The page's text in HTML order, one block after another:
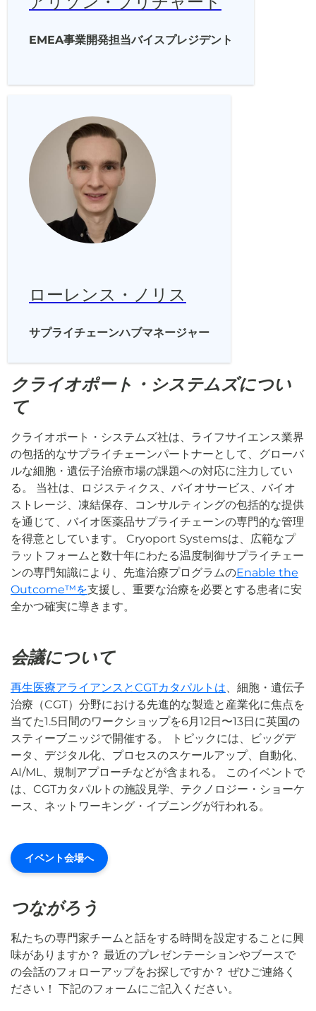
EMEA事業開発担当バイスプレジデント
ローレンス・ノリス
サプライチェーンハブマネージャー
クライオポート・システムズについ
て
クライオポート・システムズ社は、ライフサイエンス業界
の包括的なサプライチェーンパートナーとして、グローバ
ルな細胞・遺伝子治療市場の課題への対応に注力してい
る。 当社は、ロジスティクス、バイオサービス、バイオ
ストレージ、凍結保存、コンサルティングの包括的な提供
を通じて、バイオ医薬品サプライチェーンの専門的な管理
を得意としています。 Cryoport Systemsは、広範なプ
ラットフォームと数十年にわたる温度制御サプライチェー
ンの専門知識により、先進治療プログラムのEnable the
Outcome™を支援し、重要な治療を必要とする患者に安
全かつ確実に導きます。
会議について
再生医療アライアンスとCGTカタパルトは、細胞・遺伝子
治療（CGT）分野における先進的な製造と産業化に焦点を
当てた1.5日間のワークショップを6月12日〜13日に英国の
スティーブニッジで開催する。 トピックには、ビッグデ
ータ、デジタル化、プロセスのスケールアップ、自動化、
AI/ML、規制アプローチなどが含まれる。 このイベントで
は、CGTカタパルトの施設見学、テクノロジー・ショーケ
ース、ネットワーキング・イブニングが行われる。
イベント会場へ
つながろう
私たちの専門家チームと話をする時間を設定することに興
味がありますか？ 最近のプレゼンテーションやブースで
の会話のフォローアップをお探しですか？ ぜひご連絡く
ださい！ 下記のフォームにご記入ください。